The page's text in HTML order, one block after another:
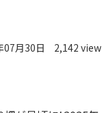
07月30日 2,142 view